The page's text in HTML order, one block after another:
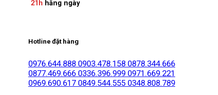
21h hằng ngày
Hotline đặt hàng
0976.644.888 0903.478.158 0878.344.666
0877.469.666 0336.396.999 0971.669.221
0969.690.617 0849.544.555 0348.808.789